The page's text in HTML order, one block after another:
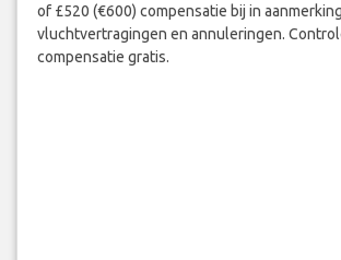
of £520 (€600) compensatie bij in
vluchtvertragingen en annuleringen.
compensatie gratis.